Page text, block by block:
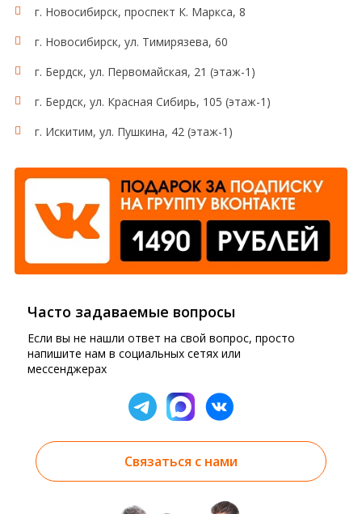
г. Новосибирск, проспект К. Маркса, 8
г. Новосибирск, ул. Тимирязева, 60
г. Бердск, ул. Первомайская, 21 (этаж-1)
г. Бердск, ул. Красная Сибирь, 105 (этаж-1)
г. Искитим, ул. Пушкина, 42 (этаж-1)
Часто задаваемые вопросы
Если вы не нашли ответ на свой вопрос, просто
напишите нам в социальных сетях или
мессенджерах
Связаться с нами